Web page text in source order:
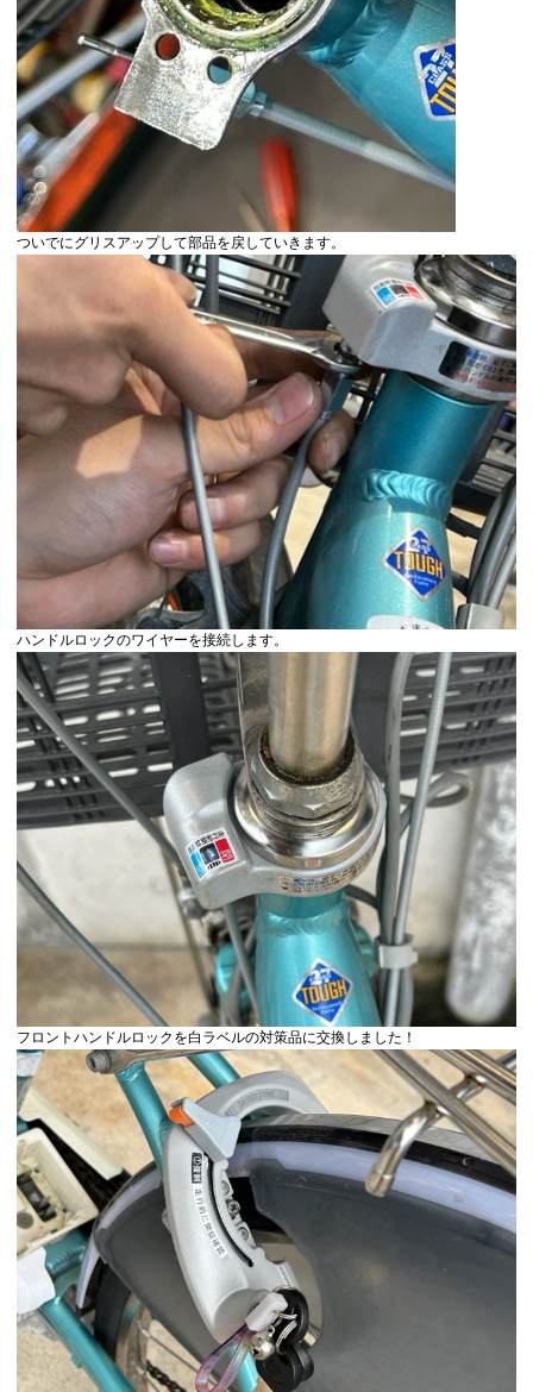
ついでにグリスアップして部品を戻していきます。
ハンドルロックのワイヤーを接続します。
フロントハンドルロックを白ラベルの対策品に交換しました！